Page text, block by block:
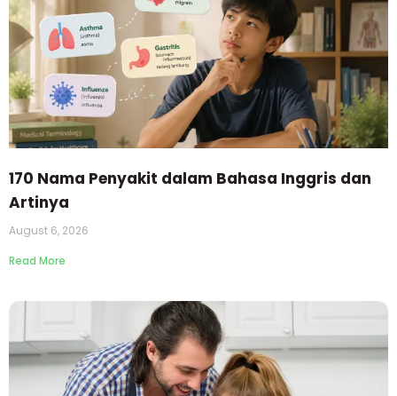
170 Nama Penyakit dalam Bahasa Inggris dan
Artinya
August 6, 2026
Read More